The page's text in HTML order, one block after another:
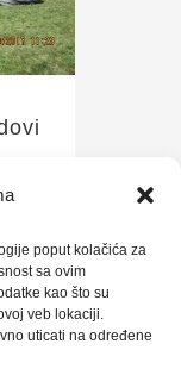
poput kolačića za
sa ovim
kao što su
veb lokaciji.
uticati na određene